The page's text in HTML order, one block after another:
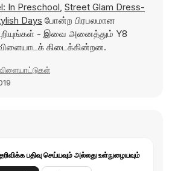
In Preschool, Street Glam Dress-
Days போன்ற பிரபலமான
- இவை அனைத்தும் Y8
கிடைக்கின்றன.
பதிவு செய்யவும் அல்லது உள்நுழையவும்